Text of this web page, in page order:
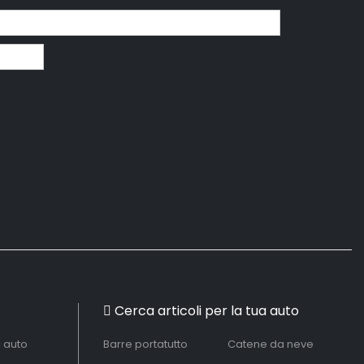
auto
Cerca articoli per la tua auto
Barre portatutto
Catene da neve